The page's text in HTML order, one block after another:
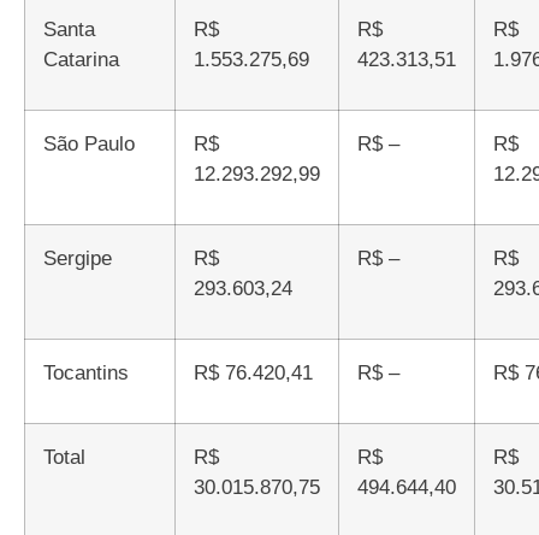
Santa
Catarina
R$
1.553.275,69
R$
423.313,51
R$
São Paulo
R$
12.293.292,99
R$ –
R$
Sergipe
R$
293.603,24
R$ –
R$
Tocantins R$ 76.420,41 R$ – R$
Total
R$
30.015.870,75
R$
494.644,40
R$